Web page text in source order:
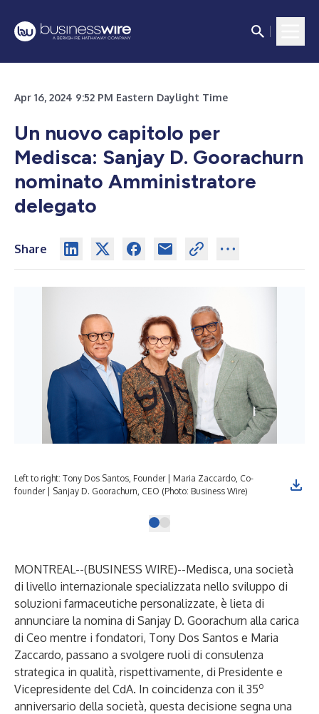
Apr 16, 2024 9:52 PM Eastern Daylight Time
Un nuovo capitolo per
Medisca: Sanjay D. Goorachurn
nominato Amministratore
delegato
Share
Left to right: Tony Dos Santos, Founder | Maria Zaccardo, Co-
founder | Sanjay D. Goorachurn, CEO (Photo: Business Wire)
MONTREAL--(BUSINESS WIRE)--Medisca, una società
di livello internazionale specializzata nello sviluppo di
soluzioni farmaceutiche personalizzate, è lieta di
annunciare la nomina di Sanjay D. Goorachurn alla carica
di Ceo mentre i fondatori, Tony Dos Santos e Maria
Zaccardo, passano a svolgere ruoli di consulenza
strategica in qualità, rispettivamente, di Presidente e
Vicepresidente del CdA. In coincidenza con il 35o
anniversario della società, questa decisione segna una